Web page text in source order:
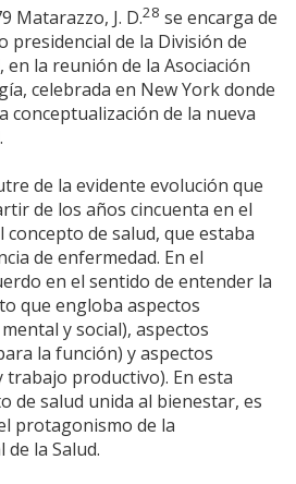
Matarazzo, J. D.28 se encarga de
presidencial de la División de
en la reunión de la Asociación
celebrada en New York donde
conceptualización de la nueva
de la evidente evolución que
de los años cincuenta en el
de salud, que estaba
de enfermedad. En el
en el sentido de entender la
que engloba aspectos
y social), aspectos
la función) y aspectos
trabajo productivo). En esta
de salud unida al bienestar, es
protagonismo de la
la Salud.